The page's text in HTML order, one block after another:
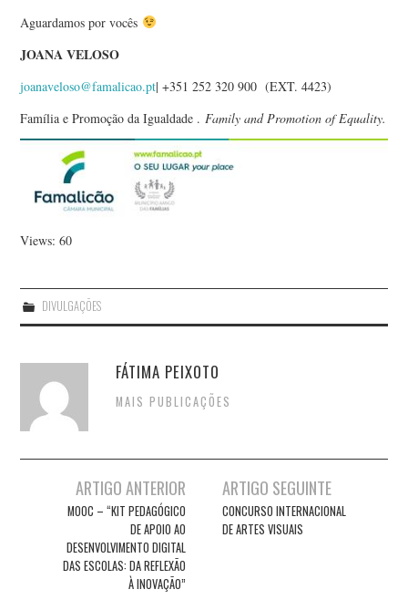
Aguardamos por vocês
JOANA VELOSO
joanaveloso@famalicao.pt| +351 252 320 900 (EXT. 4423)
Família e Promoção da Igualdade . Family and Promotion of Equality.
Views: 60
DIVULGAÇÕES
FÁTIMA PEIXOTO
MAIS PUBLICAÇÕES
navigation
ARTIGO ANTERIOR
MOOC – “KIT PEDAGÓGICO
DE APOIO AO
DESENVOLVIMENTO DIGITAL
DAS ESCOLAS: DA REFLEXÃO
À INOVAÇÃO”
ARTIGO SEGUINTE
CONCURSO INTERNACIONAL
DE ARTES VISUAIS